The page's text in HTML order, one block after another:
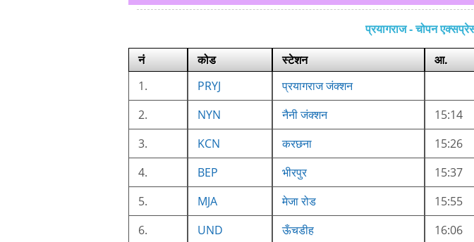
प्रयागराज - चोपन
नं कोड स्टेशन आ.
1.
PRYJ प्रयागराज जंक्शन
2.
NYN नैनी जंक्शन 15:14
3.
KCN करछना 15:26
4.
BEP भीरपुर 15:37
5.
MJA मेजा रोड 15:55
6.
UND ऊँचडीह 16:06